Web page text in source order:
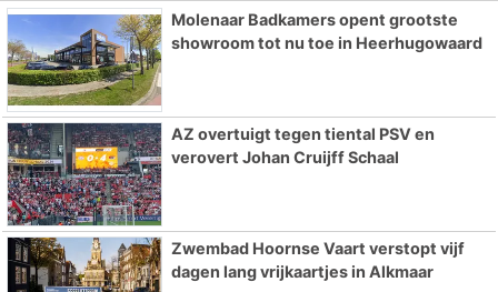
Molenaar Badkamers opent grootste
showroom tot nu toe in Heerhugowaard
AZ overtuigt tegen tiental PSV en
verovert Johan Cruijff Schaal
Zwembad Hoornse Vaart verstopt vijf
dagen lang vrijkaartjes in Alkmaar